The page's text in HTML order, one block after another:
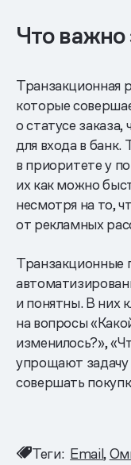
Что
Транзакционная
которые
о статусе
для входа в банк.
в приоритете у
их как можно
несмотря на то,
от рекламных
Транзакционные
и понятны. В них
на вопросы
изменилось?»,
упрощают
совершать
Теги: Email